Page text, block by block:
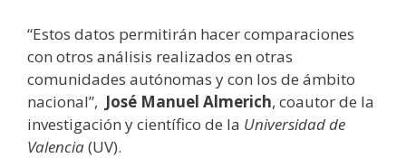
“Estos datos permitirán hacer comparaciones
con otros análisis realizados en otras
comunidades autónomas y con los de ámbito
nacional”, José Manuel Almerich, coautor de la
investigación y científico de la Universidad de
Valencia(UV).